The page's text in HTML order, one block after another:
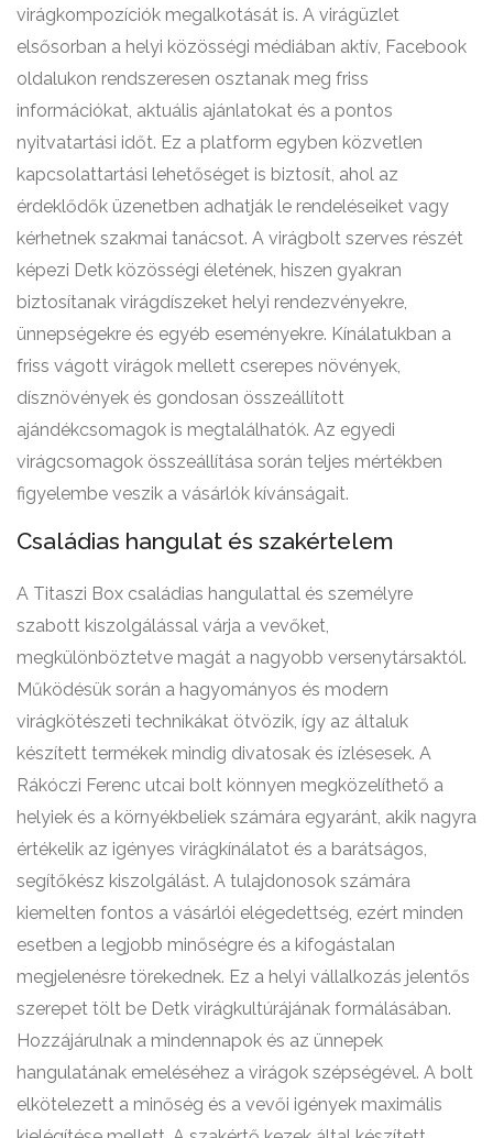
virágkompozíciók megalkotását is. A virágüzlet
elsősorban a helyi közösségi médiában aktív, Facebook
oldalukon rendszeresen osztanak meg friss
információkat, aktuális ajánlatokat és a pontos
nyitvatartási időt. Ez a platform egyben közvetlen
kapcsolattartási lehetőséget is biztosít, ahol az
érdeklődők üzenetben adhatják le rendeléseiket vagy
kérhetnek szakmai tanácsot. A virágbolt szerves részét
képezi Detk közösségi életének, hiszen gyakran
biztosítanak virágdíszeket helyi rendezvényekre,
ünnepségekre és egyéb eseményekre. Kínálatukban a
friss vágott virágok mellett cserepes növények,
dísznövények és gondosan összeállított
ajándékcsomagok is megtalálhatók. Az egyedi
virágcsomagok összeállítása során teljes mértékben
figyelembe veszik a vásárlók kívánságait.
Családias hangulat és szakértelem
A Titaszi Box családias hangulattal és személyre
szabott kiszolgálással várja a vevőket,
megkülönböztetve magát a nagyobb versenytársaktól.
Működésük során a hagyományos és modern
virágkötészeti technikákat ötvözik, így az általuk
készített termékek mindig divatosak és ízlésesek. A
Rákóczi Ferenc utcai bolt könnyen megközelíthető a
helyiek és a környékbeliek számára egyaránt, akik nagyra
értékelik az igényes virágkínálatot és a barátságos,
segítőkész kiszolgálást. A tulajdonosok számára
kiemelten fontos a vásárlói elégedettség, ezért minden
esetben a legjobb minőségre és a kifogástalan
megjelenésre törekednek. Ez a helyi vállalkozás jelentős
szerepet tölt be Detk virágkultúrájának formálásában.
Hozzájárulnak a mindennapok és az ünnepek
hangulatának emeléséhez a virágok szépségével. A bolt
elkötelezett a minőség és a vevői igények maximális